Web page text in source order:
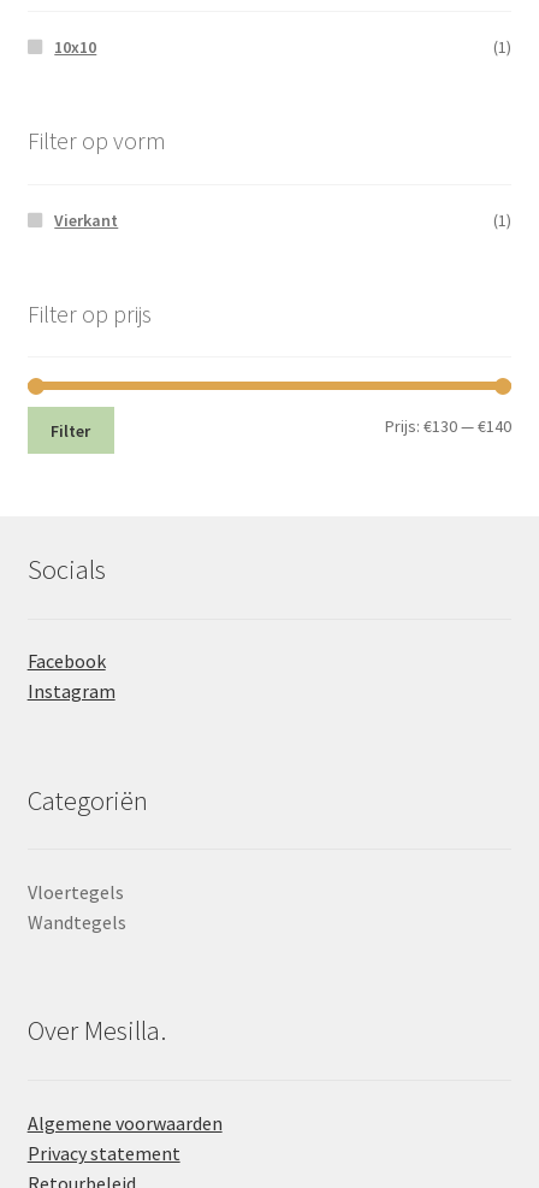
10x10 (1)
Filter op vorm
Vierkant (1)
Filter op prijs
Min.
Filter Prijs:€130—€140
Socials
Facebook
Instagram
Categoriën
Vloertegels
Wandtegels
Over Mesilla.
Algemene voorwaarden
Privacy statement
Retourbeleid